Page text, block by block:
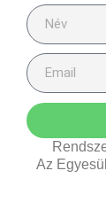
Az